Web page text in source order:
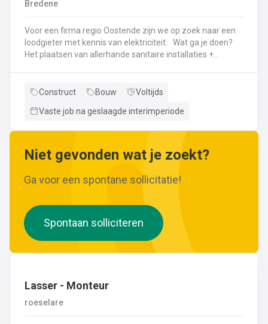
wijzigingen aan leidingen aanbrengen.Werken met
Bredene
Voor een firma regio Oostende zijn we op zoek naar een
loodgieter met kennis van elektriciteit. Wat ga je doen?
Het plaatsen van allerhande sanitaire installaties +
sanitaire toestellenBij Klanten herstellingen gaan
Neem gerust de vacature even door! Indien je nog vragen
Construct Bouw
Voltijds
Vaste job na geslaagde interimperiode
Niet gevonden wat je zoekt?
Ga voor een spontane sollicitatie!
Spontaan solliciteren
Lasser - Monteur
roeselare